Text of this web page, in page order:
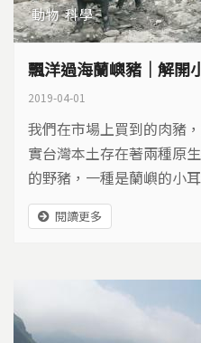
動物 科學
飄洋過海蘭嶼豬｜解開
2019-04-01
我們在市場上買到的肉豬
實台灣本土存在著兩種原
的野豬，一種是蘭嶼的小
十多年的保種，現在成為
更隱藏著遠古的秘密…
閱讀更多